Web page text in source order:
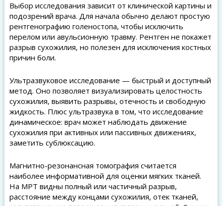
Выбор исследования зависит от клинической картины и
подозрений врача. Для начала обычно делают простую
рентгенографию голеностопа, чтобы исключить
перелом или авульсионную травму. Рентген не покажет
разрыв сухожилия, но полезен для исключения костных
причин боли.
Ультразвуковое исследование — быстрый и доступный
метод. Оно позволяет визуализировать целостность
сухожилия, выявить разрывы, отечность и свободную
жидкость. Плюс ультразвука в том, что исследование
динамическое: врач может наблюдать движение
сухожилия при активных или пассивных движениях,
заметить сублюксацию.
Магнитно-резонансная томография считается
наиболее информативной для оценки мягких тканей.
На МРТ видны полный или частичный разрыв,
расстояние между концами сухожилия, отек тканей,